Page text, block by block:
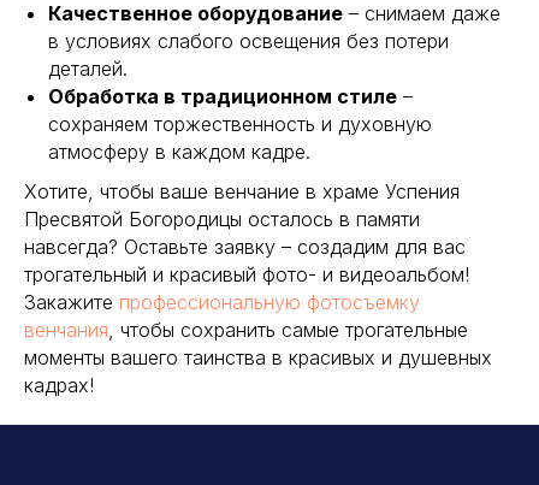
Качественное оборудование – снимаем даже
в условиях слабого освещения без потери
деталей.
Обработка в традиционном стиле –
сохраняем торжественность и духовную
атмосферу в каждом кадре.
Хотите, чтобы ваше венчание в храме Успения
Пресвятой Богородицы осталось в памяти
навсегда? Оставьте заявку – создадим для вас
трогательный и красивый фото- и видеоальбом!
Закажите профессиональную фотосъемку
венчания, чтобы сохранить самые трогательные
моменты вашего таинства в красивых и душевных
кадрах!
ЗАКАЗАТЬ СЪЕМКУ